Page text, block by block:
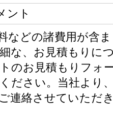
ント
などの諸費用が含ま
な、お見積もりに
のお見積もりフォ
ださい。当社より
連絡させていただ